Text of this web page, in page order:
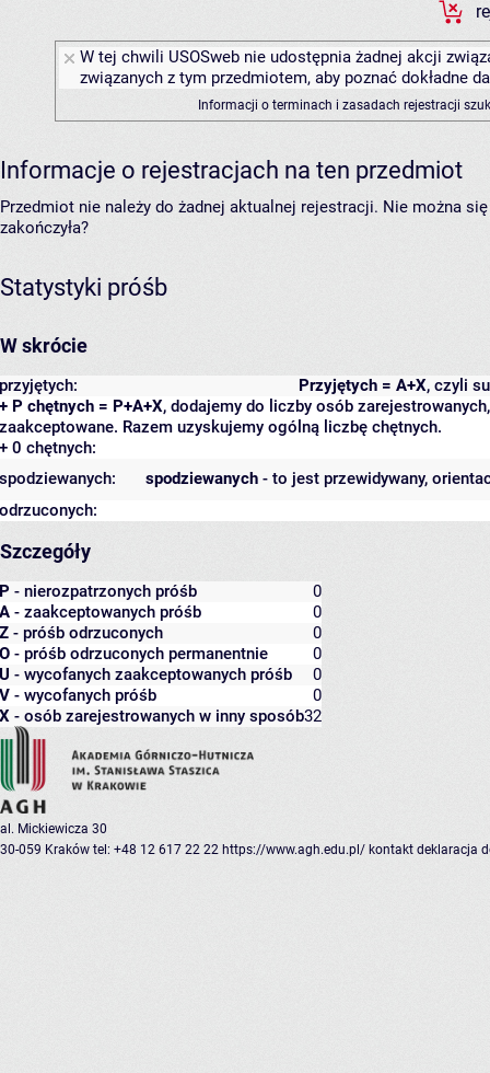
W tej chwili USOSweb nie udostępnia żadnej akcji
związanych z tym przedmiotem, aby poznać dokładne
Informacji o terminach i zasadach rejestracji
Informacje o rejestracjach na ten przedmiot
Przedmiot nie należy do żadnej aktualnej rejestracji. Nie można
zakończyła?
Statystyki próśb
W skrócie
Przyjętych = A+X, czyli
przyjętych:
+ P chętnych = P+A+X, dodajemy do liczby osób
zaakceptowane. Razem uzyskujemy ogólną liczbę chętnych.
+ 0 chętnych:
spodziewanych - to jest przewidywany,
spodziewanych:
odrzuconych:
Szczegóły
P - nierozpatrzonych próśb
0
A - zaakceptowanych próśb
0
Z - próśb odrzuconych
0
O - próśb odrzuconych permanentnie
0
U - wycofanych zaakceptowanych próśb
0
V - wycofanych próśb
0
X - osób zarejestrowanych w inny sposób32
al. Mickiewicza 30
30-059 Kraków tel: +48 12 617 22 22 https://www.agh.edu.pl/ kontakt deklaracja